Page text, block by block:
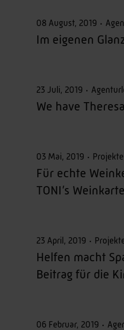
08 August, 2019
Im eigenen
23 Juli, 2019
We have Theresa
03 Mai, 2019 Projekte
Für echte
TONI’s Weinkarte
23 April, 2019
Helfen macht
Beitrag für die
06 Februar, 2019